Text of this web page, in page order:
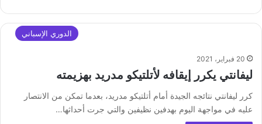
الدوري الإسباني
20 فبراير، 2021
ليفانتي يكرر إيقافه لأتلتيكو مدريد بهزيمته
كرر ليفانتي نتائجه الجيدة أمام أتلتيكو مدريد، بعدما تمكن من الانتصار
عليه في مواجهة اليوم بهدفين نظيفين والتي جرت أحداثها…